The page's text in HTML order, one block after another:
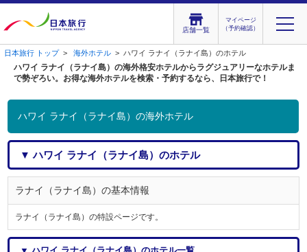
店舗一覧
マイページ
（予約確認）
日本旅行 トップ > 海外ホテル > ハワイ ラナイ（ラナイ島）のホテル
ハワイ ラナイ（ラナイ島）の海外格安ホテルからラグジュアリーなホテルま
で勢ぞろい。お得な海外ホテルを検索・予約するなら、日本旅行で！
ハワイ ラナイ（ラナイ島）の海外ホテル
▼ ハワイ ラナイ（ラナイ島）のホテル
ラナイ（ラナイ島）の基本情報
ラナイ（ラナイ島）の特設ページです。